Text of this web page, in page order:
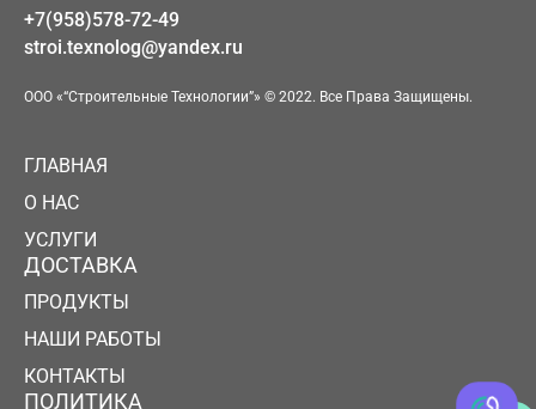
+7(958)578-72-49
stroi.texnolog@yandex.ru
ООО «“Строительные Технологии”» © 2022. Все Права Защищены.
ГЛАВНАЯ
О НАС
УСЛУГИ
ДОСТАВКА
ПРОДУКТЫ
НАШИ РАБОТЫ
КОНТАКТЫ
ПОЛИТИКА